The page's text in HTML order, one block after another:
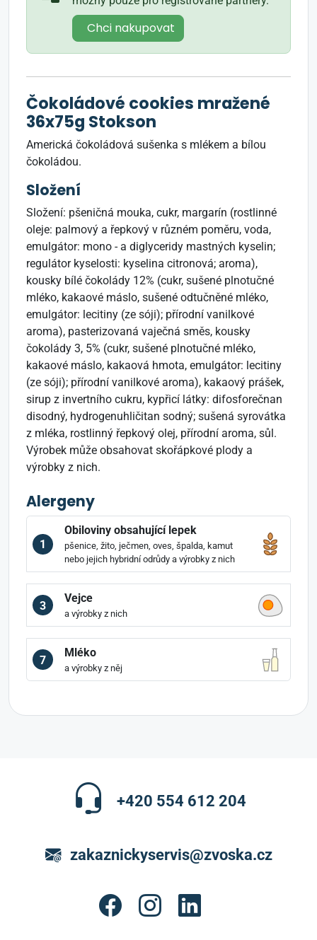
Chci nakupovat
Čokoládové cookies mražené
36x75g Stokson
Americká čokoládová sušenka s mlékem a bílou
čokoládou.
Složení
Složení: pšeničná mouka, cukr, margarín (rostlinné
oleje: palmový a řepkový v různém poměru, voda,
emulgátor: mono - a diglyceridy mastných kyselin;
regulátor kyselosti: kyselina citronová; aroma),
kousky bílé čokolády 12% (cukr, sušené plnotučné
mléko, kakaové máslo, sušené odtučněné mléko,
emulgátor: lecitiny (ze sóji); přírodní vanilkové
aroma), pasterizovaná vaječná směs, kousky
čokolády 3, 5% (cukr, sušené plnotučné mléko,
kakaové máslo, kakaová hmota, emulgátor: lecitiny
(ze sóji); přírodní vanilkové aroma), kakaový prášek,
sirup z invertního cukru, kypřicí látky: difosforečnan
disodný, hydrogenuhličitan sodný; sušená syrovátka
z mléka, rostlinný řepkový olej, přírodní aroma, sůl.
Výrobek může obsahovat skořápkové plody a
výrobky z nich.
Alergeny
1
Obiloviny obsahující lepek
pšenice, žito, ječmen, oves, špalda, kamut
nebo jejich hybridní odrůdy a výrobky z nich
3
Vejce
a výrobky z nich
7
Mléko
a výrobky z něj
+420 554 612 204
zakaznickyservis@zvoska.cz